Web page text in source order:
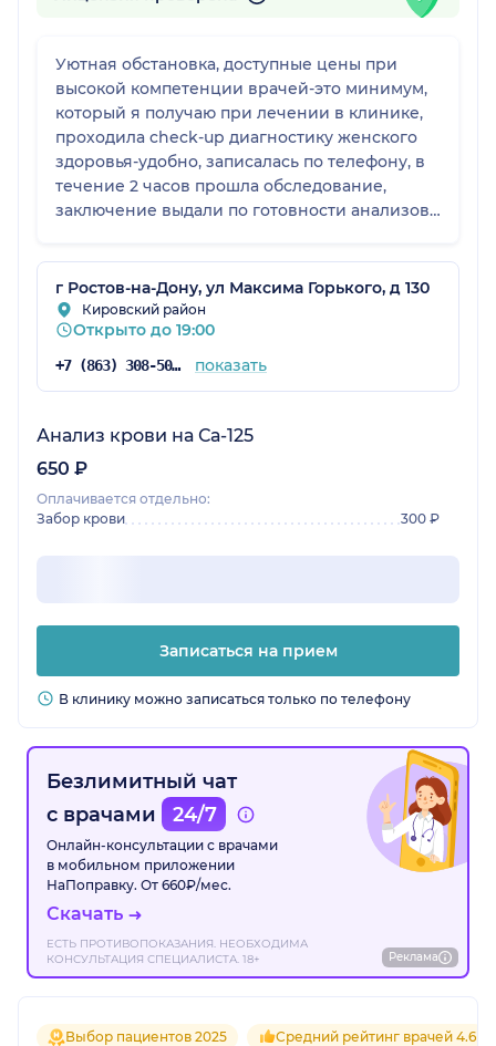
Уютная обстановка, доступные цены при
высокой компетенции врачей-это минимум,
который я получаю при лечении в клинике,
проходила check-up диагностику женского
здоровья-удобно, записалась по телефону, в
течение 2 часов прошла обследование,
заключение выдали по готовности анализов.
г Ростов-на-Дону, ул Максима Горького, д 130
Кировский район
Открыто до 19:00
+7 (863) 308-50-39 показать
Анализ крови на Са-125
650 ₽
Оплачивается отдельно:
Забор крови
300 ₽
Записаться на прием
В клинику можно записаться только по телефону
Безлимитный чат
с врачами
24/7
Онлайн-консультации с врачами
в мобильном приложении
НаПоправку. От 660₽/мес.
Скачать
ЕСТЬ ПРОТИВОПОКАЗАНИЯ. НЕОБХОДИМА
КОНСУЛЬТАЦИЯ СПЕЦИАЛИСТА. 18+
Реклама
Выбор пациентов 2025 Средний рейтинг врачей 4.6